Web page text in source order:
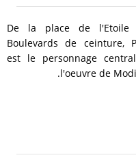
De la place de l'Etoile
Boulevards de ceinture,
est le personnage
l'oeuvre de